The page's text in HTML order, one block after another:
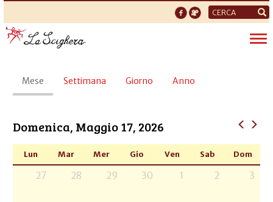
Form
di
ricerca
Schede
primarie
Mese (scheda
attiva)
Settimana Giorno Anno
Domenica, Maggio 17, 2026
Lun Mar Mer Gio Ven Sab Dom
27 28 29 30 1 2 3